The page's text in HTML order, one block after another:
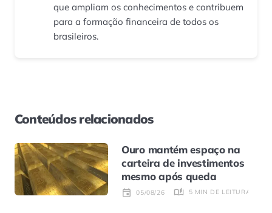
que ampliam os conhecimentos e contribuem
para a formação financeira de todos os
brasileiros.
Conteúdos relacionados
Ouro mantém espaço na
carteira de investimentos
mesmo após queda
05/08/26 5 MIN DE LEITURA